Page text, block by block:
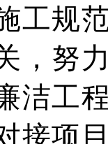
工规
，努
洁工
接项